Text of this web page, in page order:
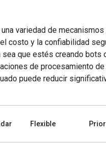
variedad de
costo y la confiabilidad
sea que estés creando
de procesamiento
puede reducir
Flexible